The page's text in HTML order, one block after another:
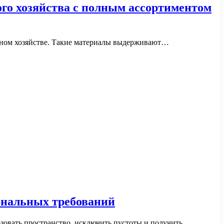
хозяйства с полным ассортиментом
хозяйстве. Такие материалы выдерживают…
требований